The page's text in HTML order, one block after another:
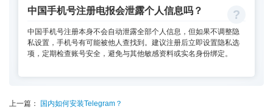
中国手机号注册电报会泄露个人信息吗？
中国手机号注册本身不会自动泄露全部个人信息，但如果不调整隐
私设置，手机号有可能被他人查找到。建议注册后立即设置隐私选
项，定期检查账号安全，避免与其他敏感资料或实名身份绑定。
上一篇：
国内如何安装Telegram？